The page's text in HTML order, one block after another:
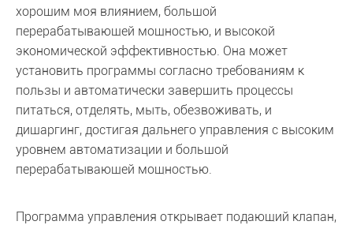
хорошим моя влиянием, большой
перерабатывающей мощностью, и высокой
экономической эффективностью. Она может
установить программы согласно требованиям к
пользы и автоматически завершить процессы
питаться, отделять, мыть, обезвоживать, и
дишаргинг, достигая дальнего управления с высоким
уровнем автоматизации и большой
перерабатывающей мощностью.
Программа управления открывает подающий клапан,